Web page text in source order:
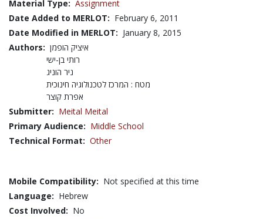
Material Type: Assignment
Date Added to MERLOT: February 6, 2011
Date Modified in MERLOT: January 8, 2015
Authors:
Submitter: Meital Meital
Primary Audience: Middle School
Technical Format: Other
Mobile Compatibility: Not specified at this time
Language: Hebrew
Cost Involved: No